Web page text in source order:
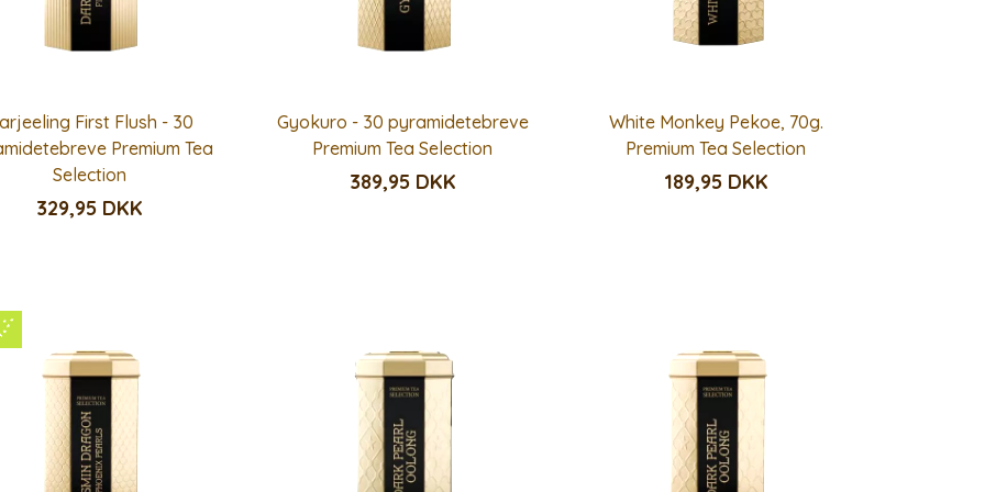
First Flush - 30
Premium Tea
Selection
329,95 DKK
Gyokuro - 30 pyramidetebreve
Premium Tea Selection
389,95 DKK
White Monkey Pekoe, 70g.
Premium Tea Selection
189,95 DKK